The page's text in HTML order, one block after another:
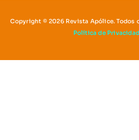
Copyright © 2026 Revista Apólice. Todos
Política de